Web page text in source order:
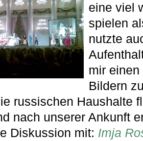
eine viel
spielen
nutzte
mir
Bildern
russischen Haushalte
nach unserer Ankunft
Diskussion mit: Imja